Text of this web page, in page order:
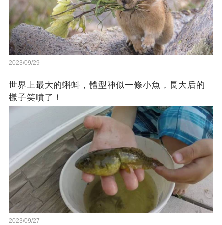
2023/09/29
世界上最大的蝌蚪，體型神似一條小魚，長大后的
樣子笑噴了！
2023/09/27